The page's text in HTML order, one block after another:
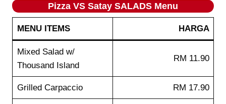
Pizza VS Satay SALADS Menu
MENU ITEMS HARGA
Mixed Salad w/
Thousand Island
RM 11.90
Grilled Carpaccio RM 17.90